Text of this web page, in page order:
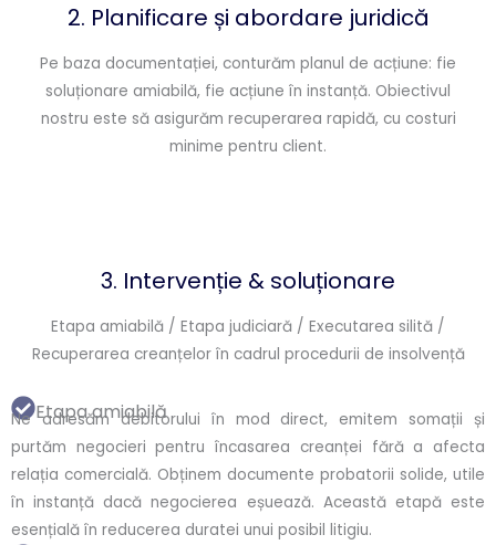
2. Planificare și abordare juridică
Pe baza documentației, conturăm planul de acțiune: fie
soluționare amiabilă, fie acțiune în instanță. Obiectivul
nostru este să asigurăm recuperarea rapidă, cu costuri
minime pentru client.
3. Intervenție & soluționare
Etapa amiabilă / Etapa judiciară / Executarea silită /
Recuperarea creanțelor în cadrul procedurii de insolvență
Etapa amiabilă
Ne adresăm debitorului în mod direct, emitem somații și
purtăm negocieri pentru încasarea creanței fără a afecta
relația comercială. Obținem documente probatorii solide, utile
în instanță dacă negocierea eșuează. Această etapă este
esențială în reducerea duratei unui posibil litigiu.